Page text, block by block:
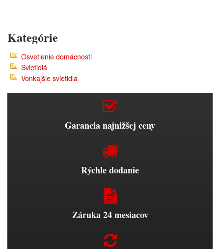
Kategórie
Osvetlenie domácnosti
Svietidlá
Vonkajšie svietidlá
Garancia najnižšej ceny
Rýchle dodanie
Záruka 24 mesiacov